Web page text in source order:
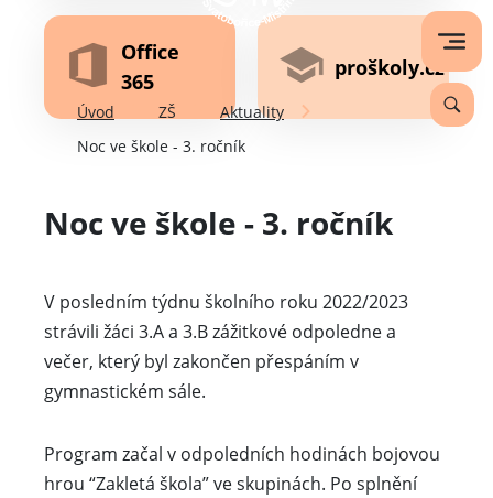
Office
365
proškoly.cz
Úvod ZŠ
Aktuality
Noc ve škole - 3. ročník
Noc ve škole - 3. ročník
V posledním týdnu školního roku 2022/2023
strávili žáci 3.A a 3.B zážitkové odpoledne a
večer, který byl zakončen přespáním v
gymnastickém sále.
Program začal v odpoledních hodinách bojovou
hrou “Zakletá škola” ve skupinách. Po splnění